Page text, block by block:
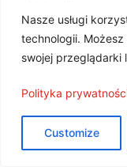
Nasze usługi
technologii.
swojej przeglądarki
Polityka
Customize